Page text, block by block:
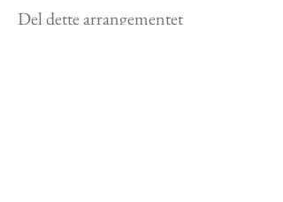
Del dette arrangementet